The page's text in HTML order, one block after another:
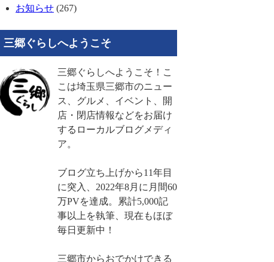
お知らせ (267)
三郷ぐらしへようこそ
三郷ぐらしへようこそ！こ
こは埼玉県三郷市のニュー
ス、グルメ、イベント、開
店・閉店情報などをお届け
するローカルブログメディ
ア。
ブログ立ち上げから11年目
に突入、2022年8月に月間60
万PVを達成。累計5,000記
事以上を執筆、現在もほぼ
毎日更新中！
三郷市からおでかけできる